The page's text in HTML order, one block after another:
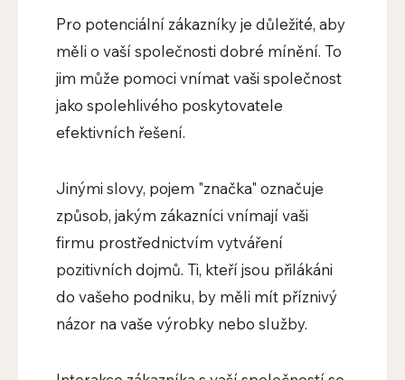
Pro potenciální zákazníky je důležité, aby
měli o vaší společnosti dobré mínění. To
jim může pomoci vnímat vaši společnost
jako spolehlivého poskytovatele
efektivních řešení.
Jinými slovy, pojem "značka" označuje
způsob, jakým zákazníci vnímají vaši
firmu prostřednictvím vytváření
pozitivních dojmů. Ti, kteří jsou přilákáni
do vašeho podniku, by měli mít příznivý
názor na vaše výrobky nebo služby.